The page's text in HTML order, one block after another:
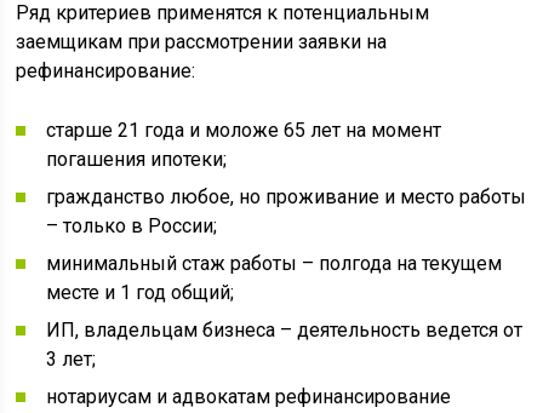
Ряд критериев применятся к потенциальным
заемщикам при рассмотрении заявки на
рефинансирование:
старше 21 года и моложе 65 лет на момент
погашения ипотеки;
гражданство любое, но проживание и место работы
– только в России;
минимальный стаж работы – полгода на текущем
месте и 1 год общий;
ИП, владельцам бизнеса – деятельность ведется от
3 лет;
нотариусам и адвокатам рефинансирование